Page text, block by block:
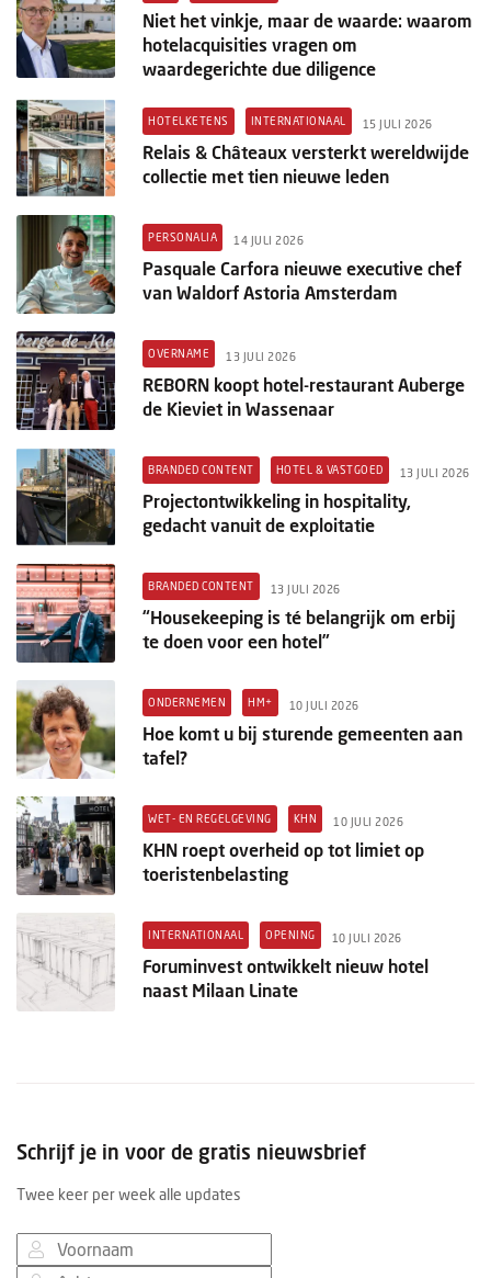
Niet het vinkje, maar de waarde: waarom
hotelacquisities vragen om
waardegerichte due diligence
HOTELKETENS INTERNATIONAAL 15 JULI 2026
Relais & Châteaux versterkt wereldwijde
collectie met tien nieuwe leden
PERSONALIA 14 JULI 2026
Pasquale Carfora nieuwe executive chef
van Waldorf Astoria Amsterdam
OVERNAME 13 JULI 2026
REBORN koopt hotel-restaurant Auberge
de Kieviet in Wassenaar
BRANDED CONTENT HOTEL & VASTGOED 13 JULI 2026
Projectontwikkeling in hospitality,
gedacht vanuit de exploitatie
BRANDED CONTENT 13 JULI 2026
“Housekeeping is té belangrijk om erbij
te doen voor een hotel”
ONDERNEMEN HM+ 10 JULI 2026
Hoe komt u bij sturende gemeenten aan
tafel?
WET- EN REGELGEVING KHN 10 JULI 2026
KHN roept overheid op tot limiet op
toeristenbelasting
INTERNATIONAAL OPENING 10 JULI 2026
Foruminvest ontwikkelt nieuw hotel
naast Milaan Linate
Schrijf je in voor de gratis nieuwsbrief
Twee keer per week alle updates